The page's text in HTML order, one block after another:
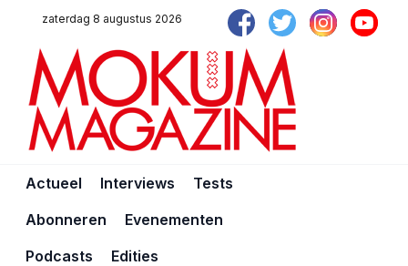
zaterdag 8 augustus 2026
Actueel Interviews
Tests
Abonneren
Evenementen
Podcasts
Edities